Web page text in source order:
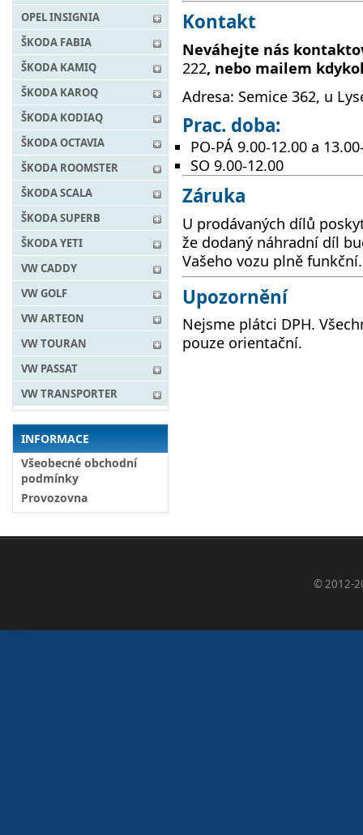
OPEL INSIGNIA
ŠKODA FABIA
ŠKODA KAMIQ
ŠKODA KAROQ
ŠKODA KODIAQ
ŠKODA OCTAVIA
ŠKODA ROOMSTER
ŠKODA SCALA
ŠKODA SUPERB
ŠKODA YETI
VW CADDY
VW GOLF
VW ARTEON
VW TOURAN
VW PASSAT
VW TRANSPORTER
INFORMACE
Všeobecné obchodní
podmínky
Provozovna
Kontakt
Neváhejte nás
222, nebo mailem
Adresa: Semice 362, u
Prac. doba:
PO-PÁ 9.00-12.00 a
SO 9.00-12.00
Záruka
U prodávaných dílů
že dodaný náhradní díl
Vašeho vozu plně funkční.
Upozornění
Nejsme plátci DPH.
pouze orientační.
© 2012-